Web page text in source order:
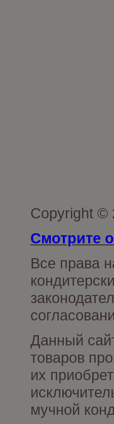
Copyright ©
Смотрите
Все права
Данный
товаров
их
мучной